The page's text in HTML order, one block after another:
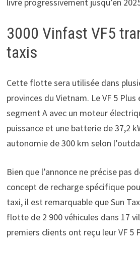
livré progressivement jusqu’en
3000 Vinfast VF5
taxis
Cette flotte sera utilisée dans
provinces du Vietnam. Le VF 5 Plus
segment A avec un moteur
puissance et une batterie de 37,2
autonomie de 300 km selon
Bien que l’annonce ne précise pas
concept de recharge spécifique
taxi, il est remarquable que Sun
flotte de 2 900 véhicules dans 17
premiers clients ont reçu leur VF 5